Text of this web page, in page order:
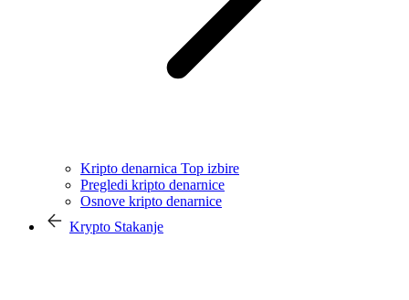
Kripto denarnica Top izbire
Pregledi kripto denarnice
Osnove kripto denarnice
Krypto Stakanje